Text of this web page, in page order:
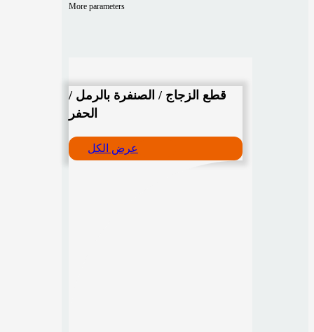
More parameters
قطع الزجاج / الصنفرة بالرمل /
الحفر
عرض الكل